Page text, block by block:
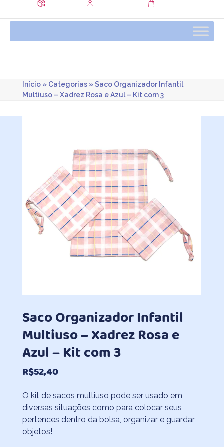
Início» Categorias»Saco Organizador Infantil
Multiuso – Xadrez Rosa e Azul – Kit com 3
Saco Organizador Infantil
Multiuso – Xadrez Rosa e
Azul – Kit com 3
R$52,40
O kit de sacos multiuso pode ser usado em
diversas situações como para colocar seus
pertences dentro da bolsa, organizar e guardar
objetos!